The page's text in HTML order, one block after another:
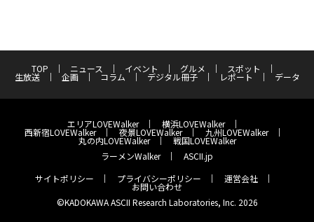
TOP ニュース イベント グルメ スポット
生放送 企画 コラム デジタル冊子 レポート データ
エリアLOVEWalker 横浜LOVEWalker
西新宿LOVEWalker 夜景LOVEWalker 九州LOVEWalker
丸の内LOVEWalker
戦国LOVEWalker
ラーメンWalker
ASCII.jp
サイトポリシー
プライバシーポリシー 運営会社
お問い合わせ
©KADOKAWA ASCII Research Laboratories, Inc. 2026